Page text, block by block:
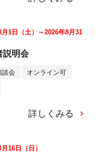
月1日（土）～2026年8月31
説明会
談会 オンライン可
詳しくみる
16日（日）